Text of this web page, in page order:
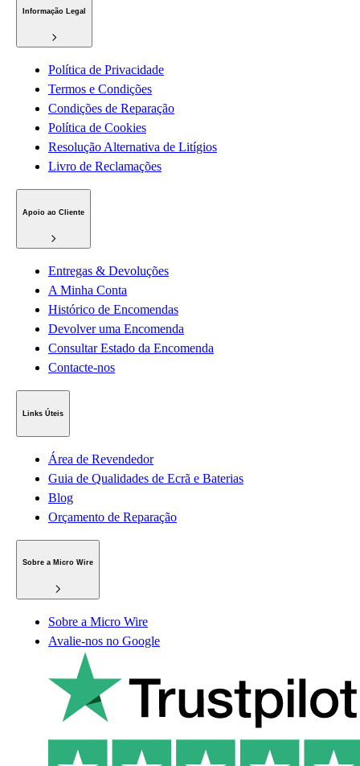
Informação Legal
Política de Privacidade
Termos e Condições
Condições de Reparação
Política de Cookies
Resolução Alternativa de Litígios
Livro de Reclamações
Apoio ao Cliente
Entregas & Devoluções
A Minha Conta
Histórico de Encomendas
Devolver uma Encomenda
Consultar Estado da Encomenda
Contacte-nos
Links Úteis
Área de Revendedor
Guia de Qualidades de Ecrã e Baterias
Blog
Orçamento de Reparação
Sobre a Micro Wire
Sobre a Micro Wire
Avalie-nos no Google